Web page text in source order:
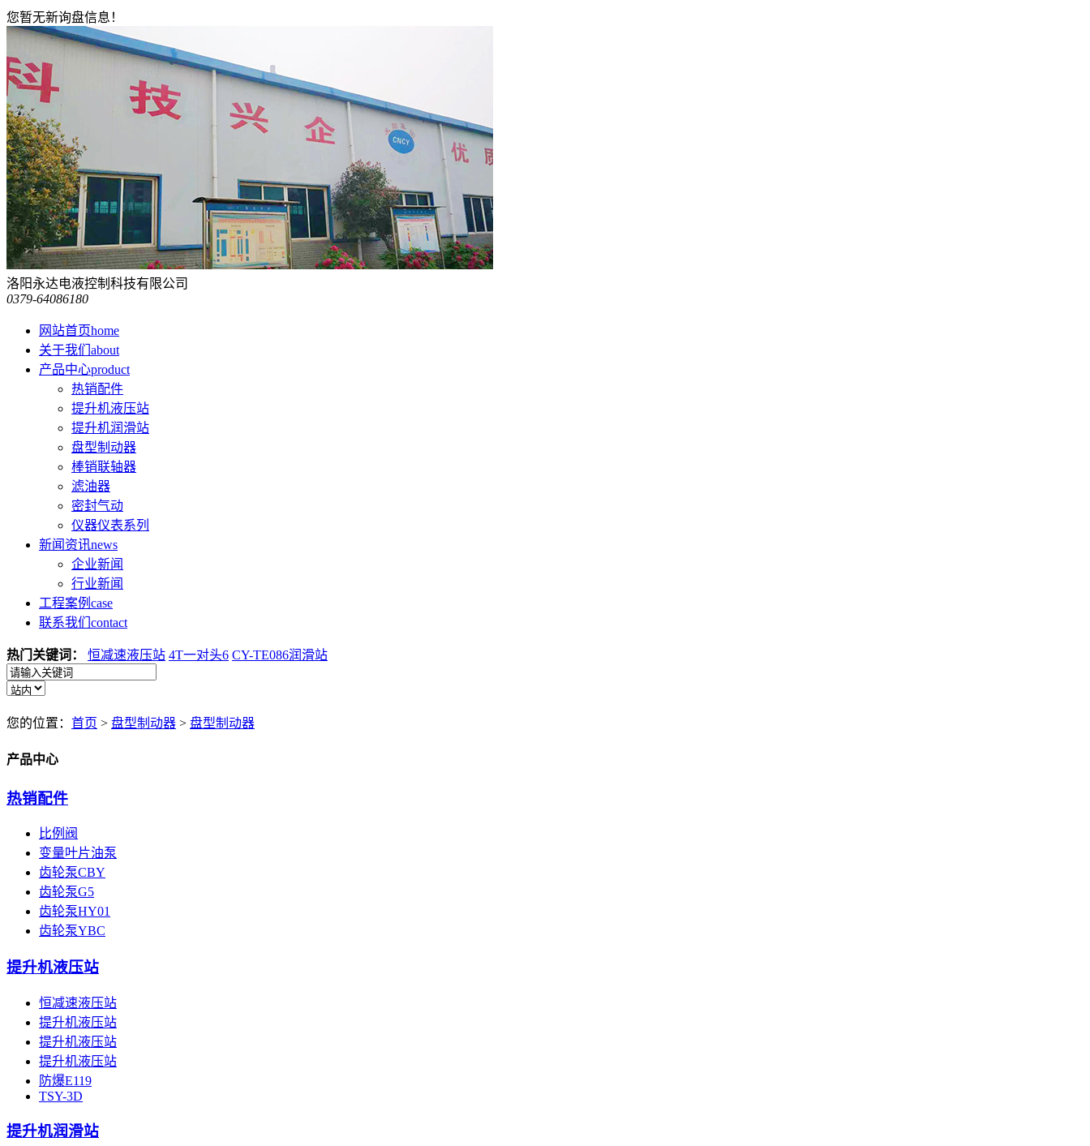
您暂无新询盘信息！
洛阳永达电液控制科技有限公司
0379-64086180
网站首页home
关于我们 about
产品中心product
热销配件
提升机液压站
提升机润滑站
盘型制动器
棒销联轴器
滤油器
密封气动
仪器仪表系列
新闻资讯news
企业新闻
行业新闻
工程案例 case
联系我们 contact
热门关键词： 恒减速液压站 4T一对头6 CY-TE086润滑站
您的位置： 首页 > 盘型制动器 > 盘型制动器
产品中心
热销配件
比例阀
变量叶片油泵
齿轮泵CBY
齿轮泵G5
齿轮泵HY01
齿轮泵YBC
提升机液压站
恒减速液压站
提升机液压站
提升机液压站
提升机液压站
防爆E119
TSY-3D
提升机润滑站